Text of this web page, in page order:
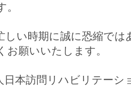
しい時期に誠に恐縮で
お願いいたします。
日本訪問リハビリテーシ